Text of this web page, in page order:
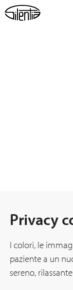
Skip
to
Privacy
I colori, le
paziente a un
sereno,